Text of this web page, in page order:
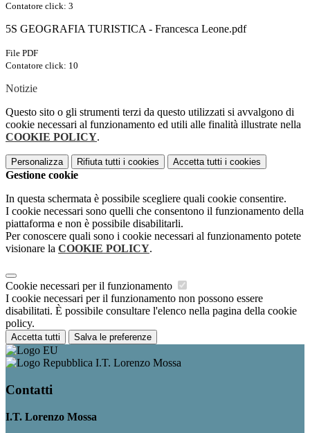
Contatore click: 3
5S GEOGRAFIA TURISTICA - Francesca Leone.pdf
File PDF
Contatore click: 10
Notizie
Questo sito o gli strumenti terzi da questo utilizzati si avvalgono di
cookie necessari al funzionamento ed utili alle finalità illustrate nella
COOKIE POLICY.
Personalizza Rifiuta tutti i cookies Accetta tutti i cookies
Gestione cookie
In questa schermata è possibile scegliere quali cookie consentire.
I cookie necessari sono quelli che consentono il funzionamento della
piattaforma e non è possibile disabilitarli.
Per conoscere quali sono i cookie necessari al funzionamento potete
visionare la COOKIE POLICY.
Cookie necessari per il funzionamento
I cookie necessari per il funzionamento non possono essere
disabilitati. È possibile consultare l'elenco nella pagina della cookie
policy.
Accetta tutti Salva le preferenze
I.T. Lorenzo Mossa
Contatti
I.T. Lorenzo Mossa